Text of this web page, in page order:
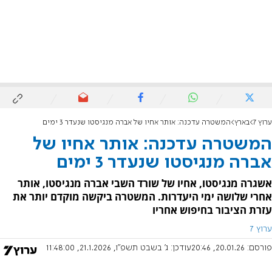
ערוץ 7 בארץ המשטרה עדכנה: אותר אחיו של אברה מנגיסטו שנעדר 3 ימים
המשטרה עדכנה: אותר אחיו של
אברה מנגיסטו שנעדר 3 ימים
אשגרה מנגיסטו, אחיו של שורד השבי אברה מנגיסטו, אותר
אחרי שלושה ימי היעדרות. המשטרה ביקשה מוקדם יותר את
עזרת הציבור בחיפוש אחריו
ערוץ 7
פורסם: 20.01.26, 20:46 עודכן: ג' בשבט תשפ"ו, 21.1.2026, 11:48:00